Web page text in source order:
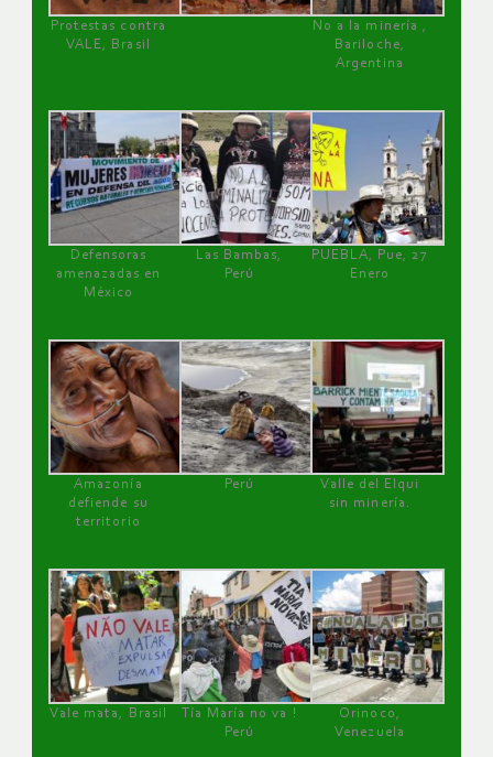
Protestas contra
VALE, Brasil
No a la minería ,
Bariloche,
Argentina
Defensoras
amenazadas en
México
Las Bambas,
Perú
PUEBLA, Pue, 27
Enero
Amazonía
defiende su
territorio
Perú
Valle del Elqui
sin minería.
Vale mata, Brasil
Tía María no va !
Perú
Orinoco,
Venezuela